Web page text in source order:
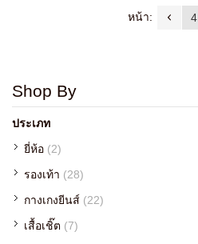
หน้า: 4
Shop By
ประเภท
ยี่ห้อ (2)
รองเท้า (28)
กางเกงยีนส์ (22)
เสื้อเชิ๊ต (7)